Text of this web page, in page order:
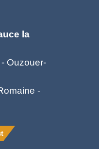
la
Ouzouer-
-